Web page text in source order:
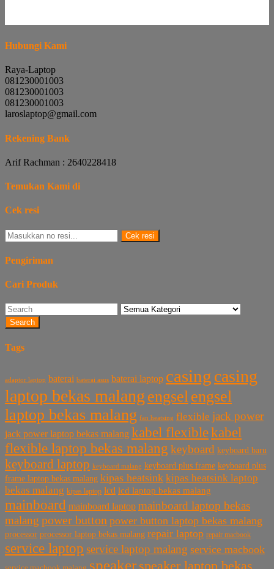
Hubungi Kami
Raya-Laptop
081230001003
081230001003
081230001003
laroslaptop@gmail.com
Rekening Bank
Arif Rachman : 2640228418
Temukan Kami di
Cek resi
Cek resi
Pengiriman
Cari Produk
Search
Tags
adaptor laptop baterai baterai asus baterai laptop casing casing
laptop bekas malang engselengsel
laptop bekas malang fan heatsing flexible jack power
jack power laptop bekas malang kabel flexiblekabel
flexible laptop bekas malang keyboard keyboard baru
keyboard laptop keyboard malang keyboard plus frame keyboard plus
frame laptop bekas malang kipas heatsink kipas heatsink laptop
bekas malang kipas laptop lcd lcd laptop bekas malang
mainboard mainboard laptop mainboard laptop bekas
malang power button power button laptop bekas malang
processor processor laptop bekas malang repair laptop repair macbook
service laptop service laptop malang service macbook
speaker speaker laptop bekas